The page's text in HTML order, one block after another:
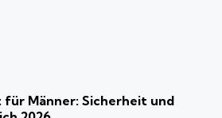
Männer: Sicherheit und